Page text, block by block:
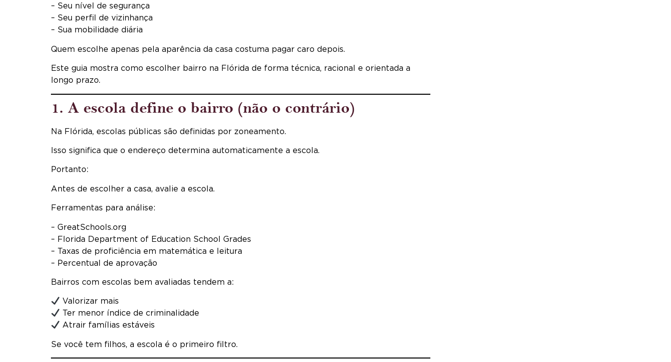
– Seu nível de segurança
– Seu perfil de vizinhança
– Sua mobilidade diária
Quem escolhe apenas pela aparência da casa costuma pagar caro depois.
Este guia mostra como escolher bairro na Flórida de forma técnica, racional e orientada a
longo prazo.
1. A escola define o bairro (não o contrário)
Na Flórida, escolas públicas são definidas por zoneamento.
Isso significa que o endereço determina automaticamente a escola.
Portanto:
Antes de escolher a casa, avalie a escola.
Ferramentas para análise:
– GreatSchools.org
– Florida Department of Education School Grades
– Taxas de proficiência em matemática e leitura
– Percentual de aprovação
Bairros com escolas bem avaliadas tendem a:
Valorizar mais
Ter menor índice de criminalidade
Atrair famílias estáveis
Se você tem filhos, a escola é o primeiro filtro.